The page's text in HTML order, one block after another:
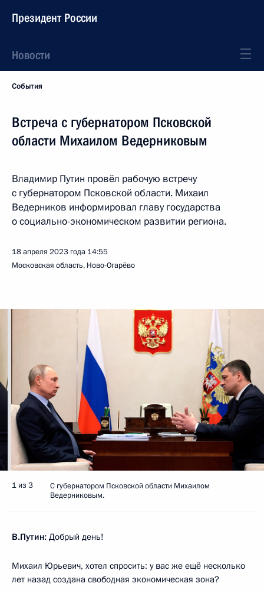
Президент России
Новости
События
Встреча с губернатором Псковской
области Михаилом Ведерниковым
Владимир Путин провёл рабочую встречу
с губернатором Псковской области. Михаил
Ведерников информировал главу государства
о социально-экономическом развитии региона.
18 апреля 2023 года 14:55
Московская область, Ново-Огарёво
1 из 3
С губернатором Псковской области Михаилом
Ведерниковым.
В.Путин: Добрый день!
Михаил Юрьевич, хотел спросить: у вас же ещё несколько
лет назад создана свободная экономическая зона?